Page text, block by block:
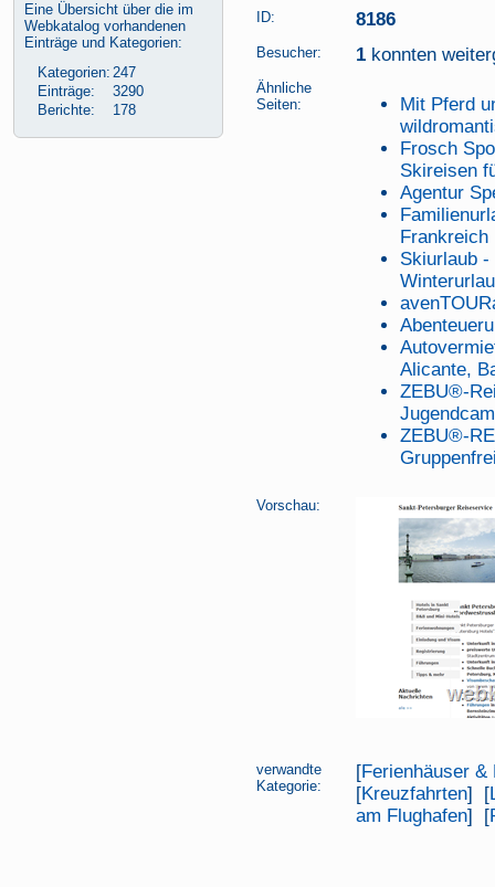
ID: 8186
Besucher: 1 konnten
Ähnliche
Seiten:
Mit Pferd
Frosch
Skireisen
Agentur
Frankreich
Skiurlaub
Alicante,
ZEBU®-
ZEBU®-
Vorschau:
verwandte
Kategorie:
[Ferienhäuser &
[Kreuzfahrten] [
am Flughafen] [
Eine Übersicht über die im
Webkatalog vorhandenen
Einträge und Kategorien:
Kategorien: 247
Einträge:
3290
Berichte:
178